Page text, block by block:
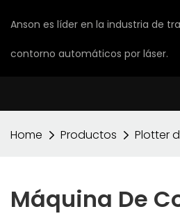
Anson es líder en la industria de
contorno automáticos por láser.
Home Productos Plotter
Máquina De